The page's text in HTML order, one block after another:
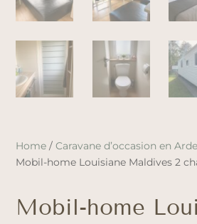
Home /Caravane d’occasion en
Mobil-home Louisiane Maldives 2
Mobil-home